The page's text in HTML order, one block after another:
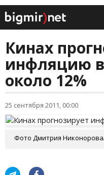
Кинах
инфляцию в
около 12%
25 сентября 2011, 00:00
Фото Дмитрия